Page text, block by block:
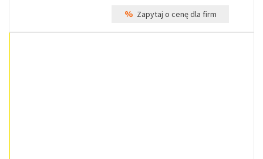
% Zapytaj o cenę dla firm